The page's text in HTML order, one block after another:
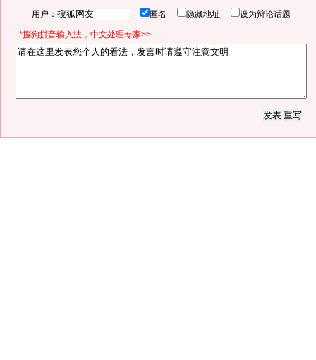
用户： 匿名 隐藏地址 设为辩论话题
*搜狗拼音输入法，中文处理专家>>